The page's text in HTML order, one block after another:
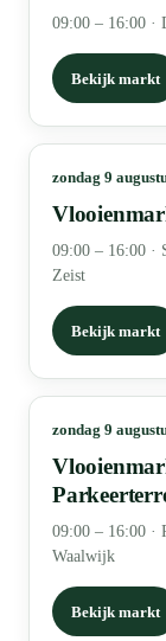
09:00 – 16:00 ·
Bekijk markt
zondag 9
09:00 – 16:00 ·
Zeist
Bekijk markt
zondag 9
09:00 – 16:00 ·
Waalwijk
Bekijk markt